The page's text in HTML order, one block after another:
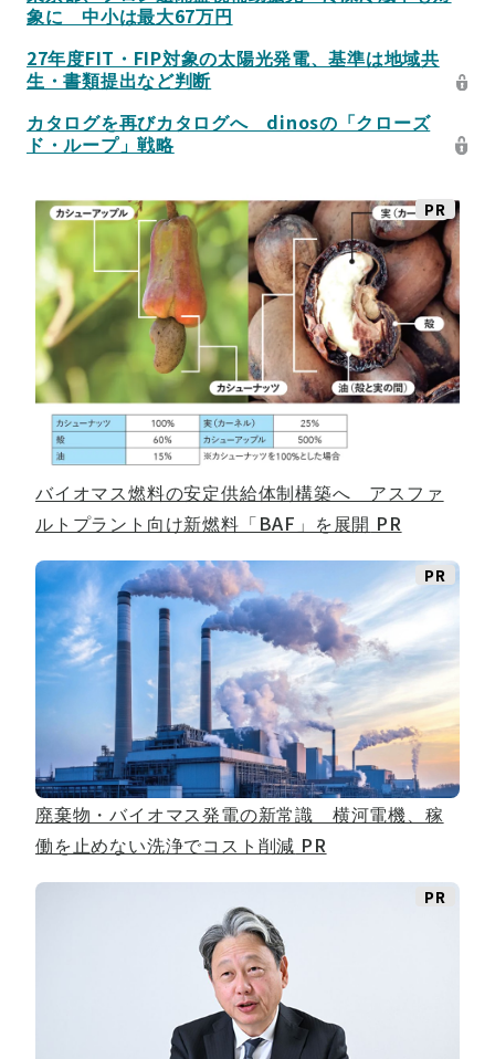
象に 中小は最大67万円
27年度FIT・FIP対象の太陽光発電、基準は地域共
生・書類提出など判断
カタログを再びカタログへ dinosの「クローズ
ド・ループ」戦略
PR
バイオマス燃料の安定供給体制構築へ アスファ
ルトプラント向け新燃料「BAF」を展開 PR
PR
廃棄物・バイオマス発電の新常識 横河電機、稼
働を止めない洗浄でコスト削減 PR
PR